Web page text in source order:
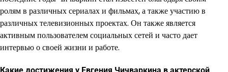
ролям в различных сериалах и фильмах, а также участию в
различных телевизионных проектах. Он также является
активным пользователем социальных сетей и часто дает
интервью о своей жизни и работе.